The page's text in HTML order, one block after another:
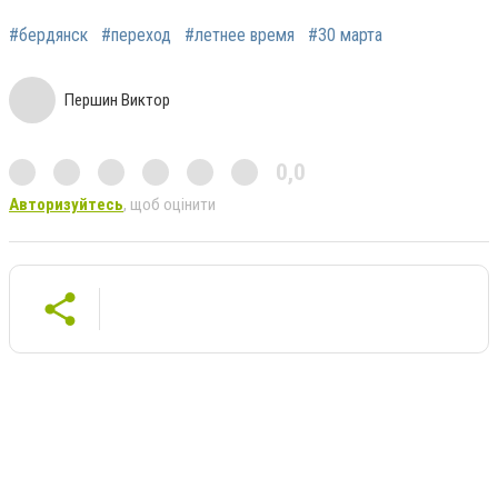
#бердянск #переход #летнее время #30 марта
Першин Виктор
0,0
Авторизуйтесь, щоб оцінити